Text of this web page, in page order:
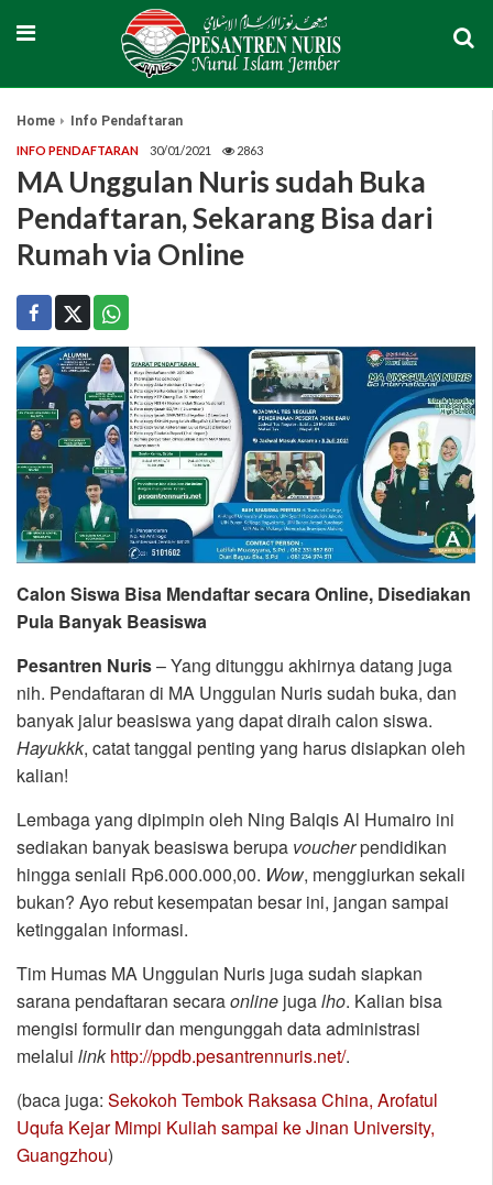
Home Info Pendaftaran
INFO PENDAFTARAN 30/01/2021 2863
MA Unggulan Nuris sudah Buka
Pendaftaran, Sekarang Bisa dari
Rumah via Online
Calon Siswa Bisa Mendaftar secara Online, Disediakan
Pula Banyak Beasiswa
Pesantren Nuris– Yang ditunggu akhirnya datang juga
nih. Pendaftaran di MA Unggulan Nuris sudah buka, dan
banyak jalur beasiswa yang dapat diraih calon siswa.
Hayukkk, catat tanggal penting yang harus disiapkan oleh
kalian!
Lembaga yang dipimpin oleh Ning Balqis Al Humairo ini
sediakan banyak beasiswa berupa voucherpendidikan
hingga seniali Rp6.000.000,00. Wow, menggiurkan sekali
bukan? Ayo rebut kesempatan besar ini, jangan sampai
ketinggalan informasi.
Tim Humas MA Unggulan Nuris juga sudah siapkan
sarana pendaftaran secaraonline jugalho. Kalian bisa
mengisi formulir dan mengunggah data administrasi
melalui link http://ppdb.pesantrennuris.net/.
(baca juga: Sekokoh Tembok Raksasa China, Arofatul
Uqufa Kejar Mimpi Kuliah sampai ke Jinan University,
Guangzhou)